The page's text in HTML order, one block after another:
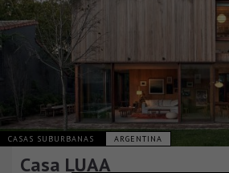
CASAS SUBURBANAS ARGENTINA
Casa LUAA